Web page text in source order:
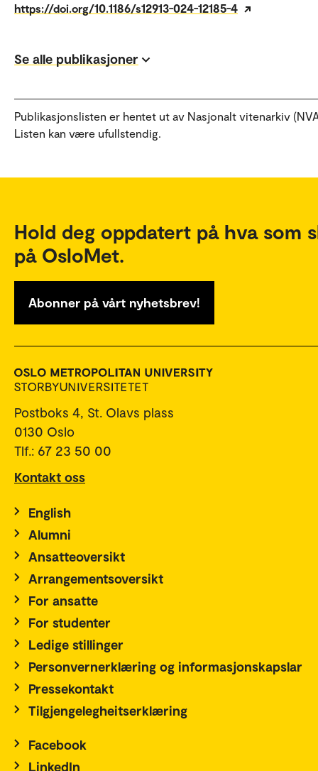
https://doi.org/10.1186/s12913-024-12185-4
Se alle publikasjoner
Publikasjonslisten er hentet ut av Nasjonalt vitenarkiv
Listen kan være ufullstendig.
Hold deg oppdatert på hva som
på OsloMet.
Abonner på vårt nyhetsbrev!
Postboks 4, St. Olavs plass
0130 Oslo
Tlf.: 67 23 50 00
Kontakt oss
English
Alumni
Ansatteoversikt
Arrangementsoversikt
For ansatte
For studenter
Ledige stillinger
Personvernerklæring og informasjonskapslar
Pressekontakt
Tilgjengelegheitserklæring
Facebook
LinkedIn